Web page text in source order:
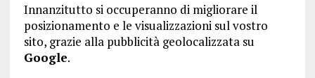
Innanzitutto si occuperanno di migliorare il
posizionamento e le visualizzazioni sul vostro
sito, grazie alla pubblicità geolocalizzata su
Google.